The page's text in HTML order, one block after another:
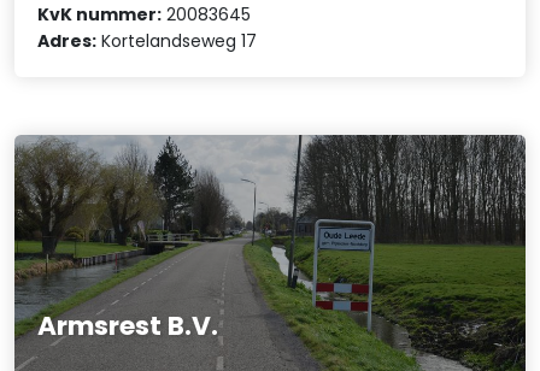
KvK nummer: 20083645
Adres: Kortelandseweg 17
Armsrest B.V.